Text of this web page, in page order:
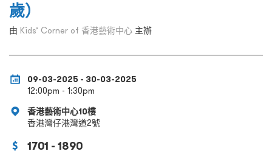
歲）
由 Kids’ Corner of 香港藝術中心 主辦
09-03-2025 - 30-03-2025
12:00pm - 1:30pm
香港藝術中心10樓
香港灣仔港灣道2號
1701 - 1890